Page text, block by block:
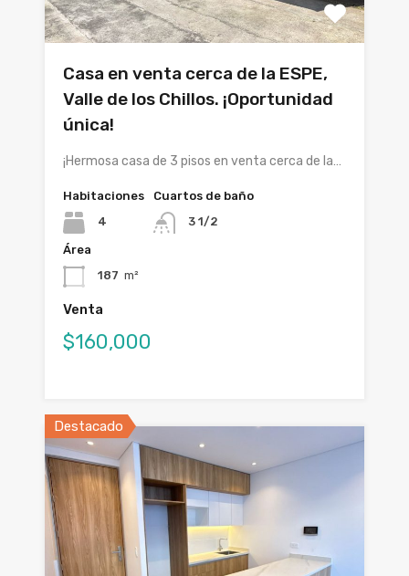
Casa en venta cerca de la ESPE,
Valle de los Chillos. ¡Oportunidad
única!
¡Hermosa casa de 3 pisos en venta cerca de la…
Habitaciones
4
Cuartos de baño
3 1/2
Área
187 m²
Venta
$160,000
Destacado